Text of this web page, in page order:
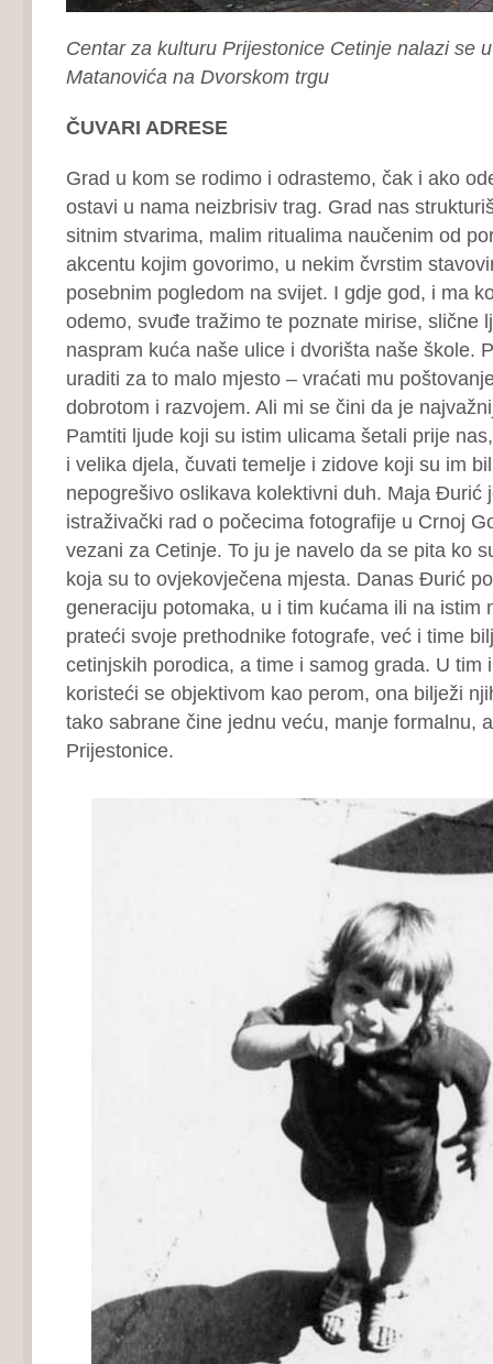
Centar za kulturu Prijestonice Cetinje nalazi se
Matanovića na Dvorskom trgu
ČUVARI ADRESE
Grad u kom se rodimo i odrastemo, čak i ako
ostavi u nama neizbrisiv trag. Grad nas
sitnim stvarima, malim ritualima naučenim od
akcentu kojim govorimo, u nekim čvrstim
posebnim pogledom na svijet. I gdje god, i ma
odemo, svuđe tražimo te poznate mirise, slične
naspram kuća naše ulice i dvorišta naše škole.
uraditi za to malo mjesto – vraćati mu
dobrotom i razvojem. Ali mi se čini da je
Pamtiti ljude koji su istim ulicama šetali prije
i velika djela, čuvati temelje i zidove koji su im
nepogrešivo oslikava kolektivni duh. Maja Đurić
istraživački rad o počecima fotografije u Crnoj
vezani za Cetinje. To ju je navelo da se pita ko
koja su to ovjekovječena mjesta. Danas Đurić
generaciju potomaka, u i tim kućama ili na istim
prateći svoje prethodnike fotografe, već i time
cetinjskih porodica, a time i samog grada. U tim
koristeći se objektivom kao perom, ona bilježi
tako sabrane čine jednu veću, manje formalnu,
Prijestonice.